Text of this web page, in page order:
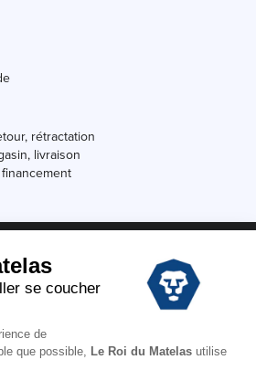
rétractation
livraison
de vente magasin